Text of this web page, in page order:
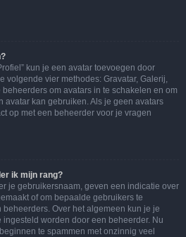
kun je een avatar toevoegen door
volgende vier methodes: Gravatar, Galerij,
om avatars in te schakelen en om
avatar kan gebruiken. Als je geen avatars
op met een beheerder voor je vragen
ik mijn rang?
je gebruikersnaam, geven een indicatie over
of om bepaalde gebruikers te
Over het algemeen kun je je
worden door een beheerder. Nu
te spammen met onzinnig veel